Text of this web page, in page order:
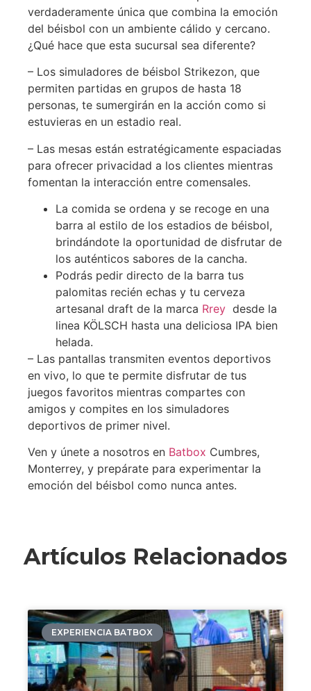
verdaderamente única que combina la emoción
del béisbol con un ambiente cálido y cercano.
¿Qué hace que esta sucursal sea diferente?
– Los simuladores de béisbol Strikezon, que
permiten partidas en grupos de hasta 18
personas, te sumergirán en la acción como si
estuvieras en un estadio real.
– Las mesas están estratégicamente espaciadas
para ofrecer privacidad a los clientes mientras
fomentan la interacción entre comensales.
La comida se ordena y se recoge en una
barra al estilo de los estadios de béisbol,
brindándote la oportunidad de disfrutar de
los auténticos sabores de la cancha.
Podrás pedir directo de la barra tus
palomitas recién echas y tu cerveza
artesanal draft de la marca Rrey desde la
linea KÖLSCH hasta una deliciosa IPA bien
helada.
– Las pantallas transmiten eventos deportivos
en vivo, lo que te permite disfrutar de tus
juegos favoritos mientras compartes con
amigos y compites en los simuladores
deportivos de primer nivel.
Ven y únete a nosotros en Batbox Cumbres,
Monterrey, y prepárate para experimentar la
emoción del béisbol como nunca antes.
Artículos Relacionados
EXPERIENCIA BATBOX